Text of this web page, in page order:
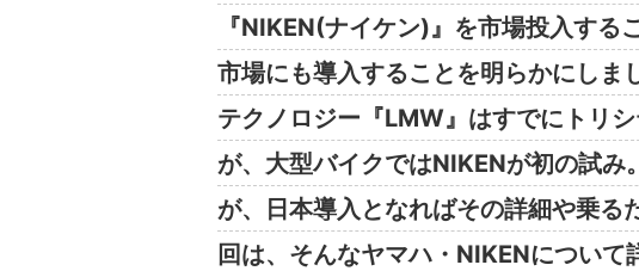
『NIKEN(ナイケン)』を市場投入す
市場にも導入することを明らかにし
テクノロジー『LMW』はすでにトリ
が、大型バイクではNIKENが初の試
が、日本導入となればその詳細や乗る
回は、そんなヤマハ・NIKENについて